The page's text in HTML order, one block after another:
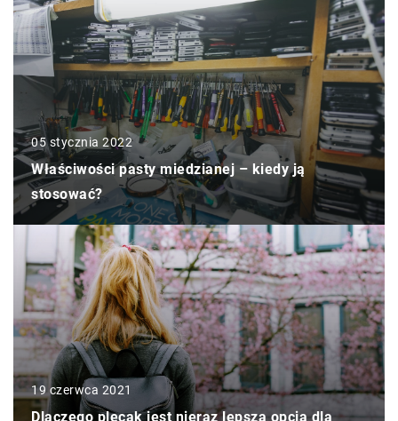
05 stycznia 2022
Właściwości pasty miedzianej – kiedy ją
stosować?
19 czerwca 2021
Dlaczego plecak jest nieraz lepszą opcją dla